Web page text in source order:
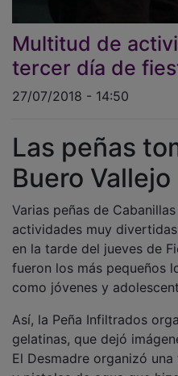
Multitud de
tercer día de
Las peñas
Buero Vallejo
Varias peñas de
actividades muy divertidas
en la tarde del jueves de
fueron los más pequeños
como jóvenes y
gelatinas, que dejó
El Desmadre organizó
y pistolas de agua que